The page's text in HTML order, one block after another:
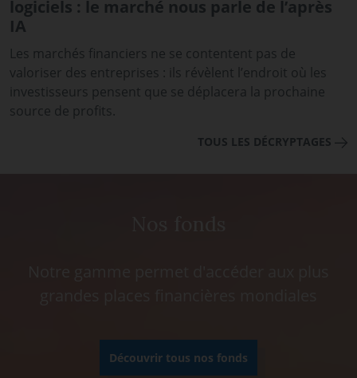
logiciels : le marché nous parle de l’après
IA
Les marchés financiers ne se contentent pas de
valoriser des entreprises : ils révèlent l’endroit où les
investisseurs pensent que se déplacera la prochaine
source de profits.
TOUS LES DÉCRYPTAGES
Découvrir tous nos fonds